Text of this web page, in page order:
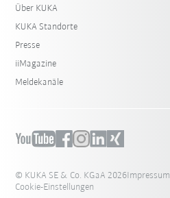
Über KUKA
KUKA Standorte
Presse
iiMagazine
Meldekanäle
© KUKA SE & Co. KGaA 2026Impressum
Cookie-Einstellungen